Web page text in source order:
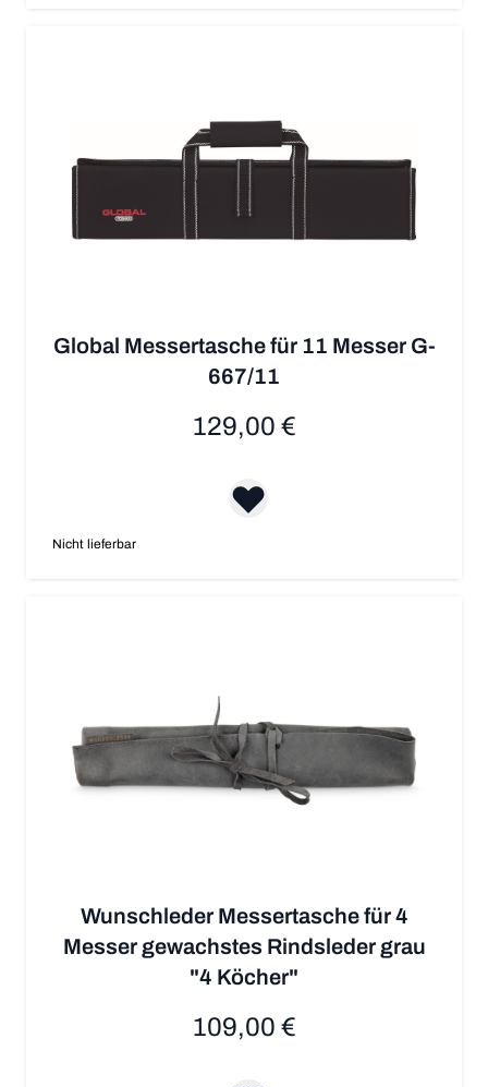
Global Messertasche für 11 Messer G-
667/11
129,00 €
Nicht lieferbar
Wunschleder Messertasche für 4
Messer gewachstes Rindsleder grau
"4 Köcher"
109,00 €